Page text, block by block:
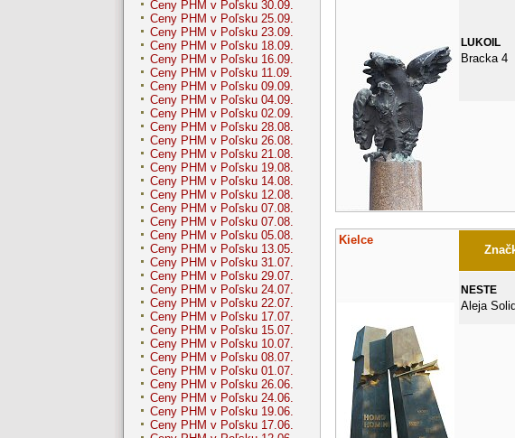
Ceny PHM v Poľsku 30.09.
Ceny PHM v Poľsku 25.09.
Ceny PHM v Poľsku 23.09.
Ceny PHM v Poľsku 18.09.
Ceny PHM v Poľsku 16.09.
Ceny PHM v Poľsku 11.09.
Ceny PHM v Poľsku 09.09.
Ceny PHM v Poľsku 04.09.
Ceny PHM v Poľsku 02.09.
Ceny PHM v Poľsku 28.08.
Ceny PHM v Poľsku 26.08.
Ceny PHM v Poľsku 21.08.
Ceny PHM v Poľsku 19.08.
Ceny PHM v Poľsku 14.08.
Ceny PHM v Poľsku 12.08.
Ceny PHM v Poľsku 07.08.
Ceny PHM v Poľsku 07.08.
Ceny PHM v Poľsku 05.08.
Ceny PHM v Poľsku 13.05.
Ceny PHM v Poľsku 31.07.
Ceny PHM v Poľsku 29.07.
Ceny PHM v Poľsku 24.07.
Ceny PHM v Poľsku 22.07.
Ceny PHM v Poľsku 17.07.
Ceny PHM v Poľsku 15.07.
Ceny PHM v Poľsku 10.07.
Ceny PHM v Poľsku 08.07.
Ceny PHM v Poľsku 01.07.
Ceny PHM v Poľsku 26.06.
Ceny PHM v Poľsku 24.06.
Ceny PHM v Poľsku 19.06.
Ceny PHM v Poľsku 17.06.
LUKOIL
Bracka 4
Kielce
NESTE
Aleja